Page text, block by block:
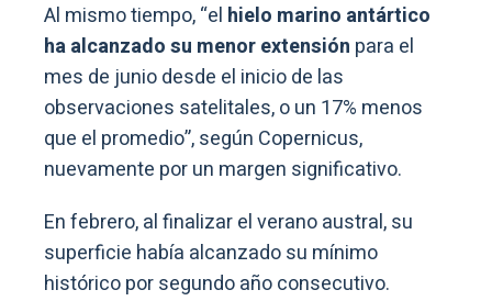
Al mismo tiempo, “el hielo marino antártico
ha alcanzado su menor extensión para el
mes de junio desde el inicio de las
observaciones satelitales, o un 17% menos
que el promedio”, según Copernicus,
nuevamente por un margen significativo.
En febrero, al finalizar el verano austral, su
superficie había alcanzado su mínimo
histórico por segundo año consecutivo.